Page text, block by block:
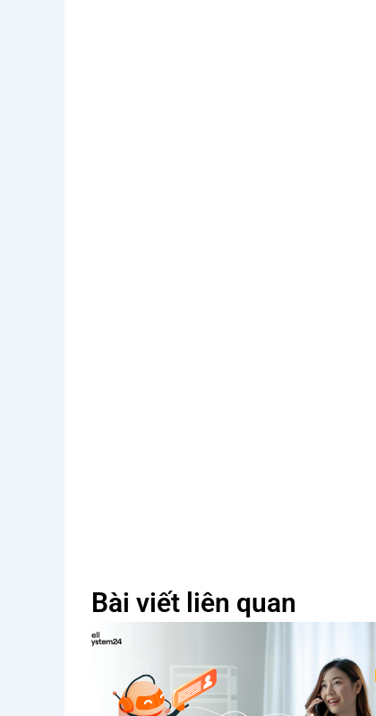
Bài viết liên quan